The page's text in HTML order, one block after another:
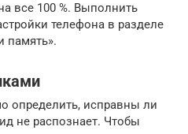
все 100 %. Выполнить
телефона в разделе
память».
определить, исправны ли
не распознает. Чтобы